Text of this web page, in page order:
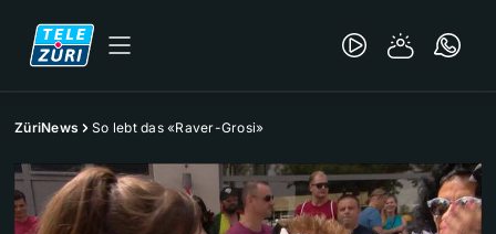
ZüriNews So lebt das «Raver-Grosi»